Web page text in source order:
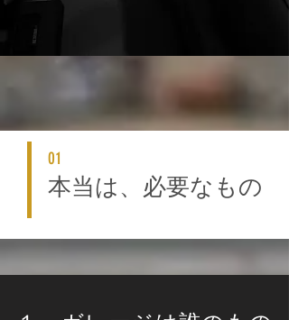
01
本当は、必要なもの